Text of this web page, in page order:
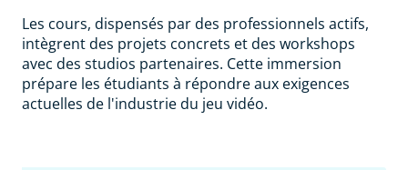
Les cours, dispensés par des professionnels actifs,
intègrent des projets concrets et des workshops
avec des studios partenaires. Cette immersion
prépare les étudiants à répondre aux exigences
actuelles de l'industrie du jeu vidéo.